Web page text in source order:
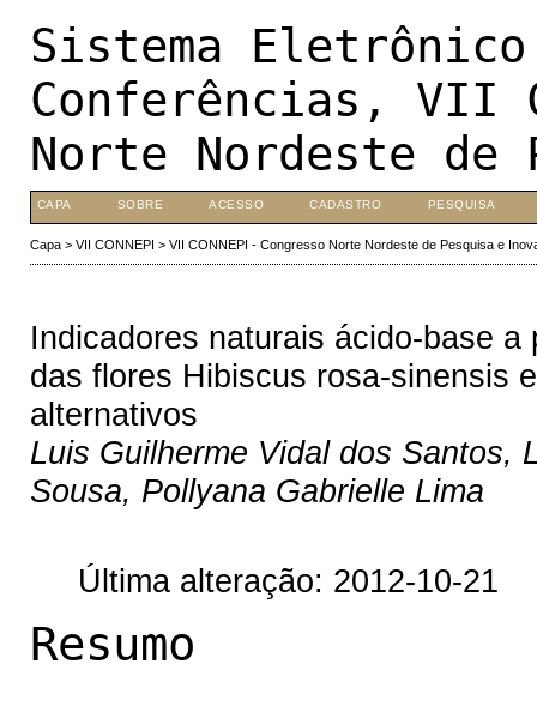
Sistema
Conferências, VII
Norte Nordeste de
CAPA SOBRE ACESSO CADASTRO PESQUISA
Capa> VII CONNEPI > VII CONNEPI - Congresso Norte Nordeste de Pesquisa e
Indicadores naturais ácido-base
das flores Hibiscus rosa-sinensis
alternativos
Luis Guilherme Vidal dos Santos,
Sousa, Pollyana Gabrielle Lima
Última alteração: 2012-10-21
Resumo